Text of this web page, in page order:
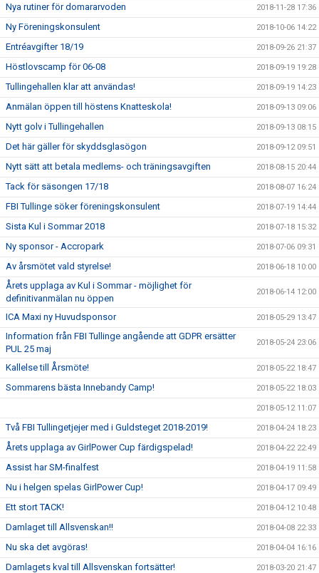
Nya rutiner för domararvoden 2018-11-28 17:36
Ny Föreningskonsulent 2018-10-06 14:22
Entréavgifter 18/19 2018-09-26 21:37
Höstlovscamp för 06-08 2018-09-19 19:28
Tullingehallen klar att användas! 2018-09-19 14:23
Anmälan öppen till höstens Knatteskola! 2018-09-13 09:06
Nytt golv i Tullingehallen 2018-09-13 08:15
Det här gäller för skyddsglasögon 2018-09-12 09:51
Nytt sätt att betala medlems- och träningsavgiften 2018-08-15 20:44
Tack för säsongen 17/18 2018-08-07 16:24
FBI Tullinge söker föreningskonsulent 2018-07-19 14:44
Sista Kul i Sommar 2018 2018-07-18 15:32
Ny sponsor - Accropark 2018-07-06 09:31
Av årsmötet vald styrelse! 2018-06-18 10:00
Årets upplaga av Kul i Sommar - möjlighet för
definitivanmälan nu öppen
2018-06-14 12:00
ICA Maxi ny Huvudsponsor 2018-05-29 13:47
Information från FBI Tullinge angående att GDPR ersätter
PUL 25 maj
2018-05-24 23:06
Kallelse till Årsmöte! 2018-05-22 18:47
Sommarens bästa Innebandy Camp! 2018-05-22 18:03
2018-05-12 11:07
Två FBI Tullingetjejer med i Guldsteget 2018-2019! 2018-04-24 18:23
Årets upplaga av GirlPower Cup färdigspelad! 2018-04-22 22:49
Assist har SM-finalfest 2018-04-19 11:58
Nu i helgen spelas GirlPower Cup! 2018-04-17 09:49
Ett stort TACK! 2018-04-12 10:48
Damlaget till Allsvenskan!! 2018-04-08 22:33
Nu ska det avgöras! 2018-04-04 16:16
Damlagets kval till Allsvenskan fortsätter! 2018-03-20 21:47